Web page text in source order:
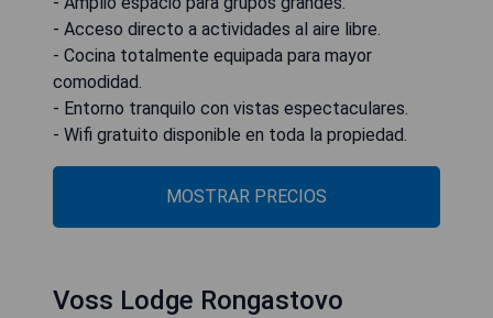
- Acceso directo a actividades al aire libre.
- Cocina totalmente equipada para mayor
comodidad.
- Entorno tranquilo con vistas espectaculares.
- Wifi gratuito disponible en toda la propiedad.
MOSTRAR PRECIOS
Voss Lodge Rongastovo